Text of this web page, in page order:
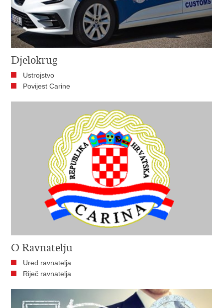
Djelokrug
Ustrojstvo
Povijest Carine
O Ravnatelju
Ured ravnatelja
Riječ ravnatelja